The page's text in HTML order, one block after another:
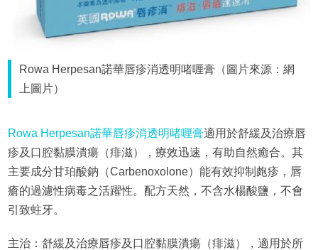
Rowa Herpesan諾華唇疹消透明啫喱膏（圖片來源：網
上圖片）
Rowa Herpesan諾華唇疹消透明啫喱膏適用於舒緩及治療唇
疹及口腔黏膜潰瘍（痱滋），療效迅速，有助自然癒合。其
主要成分甘珀酸鈉（Carbenoxolone）能有效抑制皰疹，唇
瘡的過濾性病毒之活躍性。配方天然，不含水楊酸鹽，不會
引致蛀牙。
主治：舒緩及治療唇疹及口腔黏膜潰瘍（痱滋），適用於所